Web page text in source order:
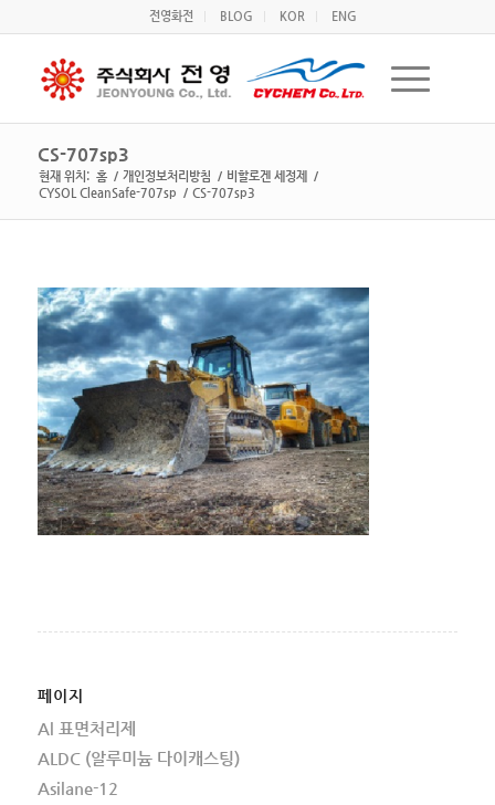
전영화전 BLOG KOR ENG
CS-707sp3
현재 위치: 홈 / 개인정보처리방침 / 비할로겐 세정제
/
CYSOL CleanSafe-707sp / CS-707sp3
페이지
Al 표면처리제
ALDC (알루미늄 다이캐스팅)
Asilane-12